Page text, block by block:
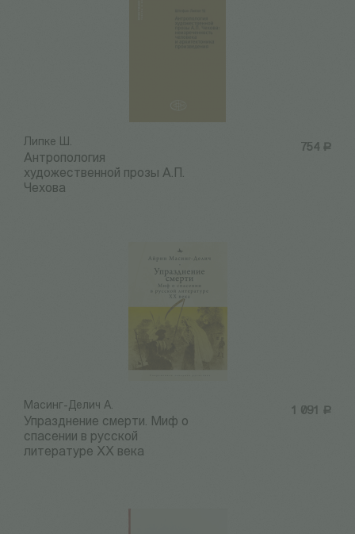
754 Р
Липке Ш.
Антропология
художественной прозы А.П.
Чехова
1 091 Р
Масинг-Делич А.
Упразднение смерти. Миф о
спасении в русской
литературе ХХ века